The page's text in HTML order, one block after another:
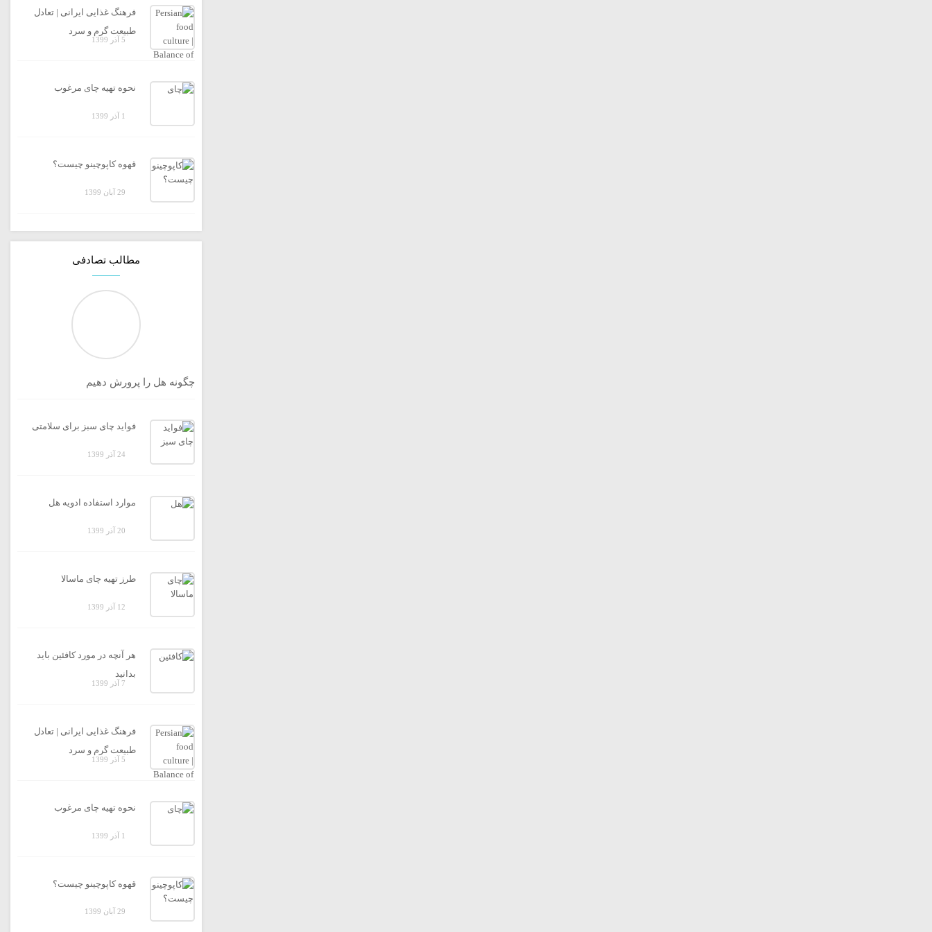
فرهنگ غذایی ایرانی | تعادل
طبیعت گرم و سرد
5 آذر 1399
نحوه تهیه چای مرغوب
1 آذر 1399
قهوه کاپوچینو چیست؟
29 آبان 1399
مطالب تصادفی
چگونه هل را پرورش دهیم
فواید چای سبز برای سلامتی
24 آذر 1399
موارد استفاده ادویه هل
20 آذر 1399
طرز تهیه چای ماسالا
12 آذر 1399
هر آنچه در مورد کافئین باید
بدانید
7 آذر 1399
فرهنگ غذایی ایرانی | تعادل
طبیعت گرم و سرد
5 آذر 1399
نحوه تهیه چای مرغوب
1 آذر 1399
قهوه کاپوچینو چیست؟
29 آبان 1399